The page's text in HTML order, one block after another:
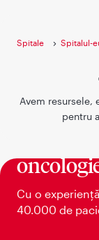
Spitale Spitalul-
Avem resursele,
pentru
Cu o
40.000 de